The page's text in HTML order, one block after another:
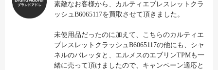
素敵なお客様から、カルティエブレスレットクラ
ッシュB6065117を買取させて頂きました。
未使用品だったのに加えて、こちらのカルティエ
ブレスレットクラッシュB6065117の他にも、シャ
ネルのバレッタと、エルメスのエブリンTPMも一
緒に売って頂けましたので、キャンペーン適応と